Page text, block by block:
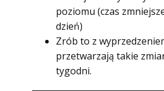
poziomu (czas
dzień)
Zrób to z
przetwarzają takie
tygodni.